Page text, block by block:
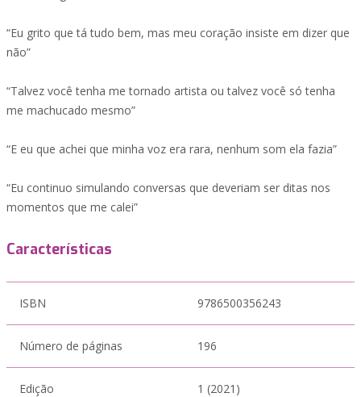
“Eu grito que tá tudo bem, mas meu coração insiste em dizer que
não”
“Talvez você tenha me tornado artista ou talvez você só tenha
me machucado mesmo”
“E eu que achei que minha voz era rara, nenhum som ela fazia”
“Eu continuo simulando conversas que deveriam ser ditas nos
momentos que me calei”
Características
ISBN 9786500356243
Número de páginas 196
Edição 1 (2021)